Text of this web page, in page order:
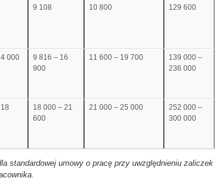
9 108 10 800 129 600
000
9 816 – 16
900
11 600 – 19 700
139 000 –
236 000
18 000 – 21
600
21 000 – 25 000
252 000 –
300 000
standardowej umowy o pracę przy uwzględnieniu zaliczek